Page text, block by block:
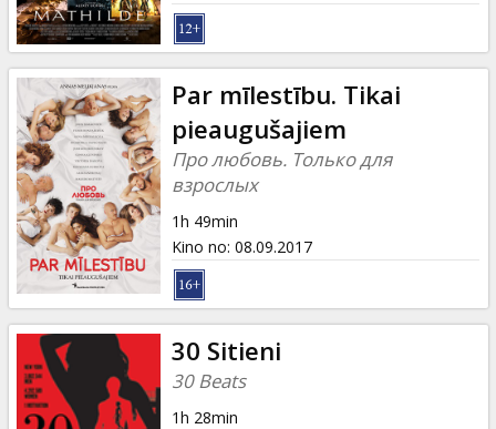
Par mīlestību. Tikai
pieaugušajiem
Про любовь. Только для
взрослых
1h 49min
Kino no: 08.09.2017
30 Sitieni
30 Beats
1h 28min